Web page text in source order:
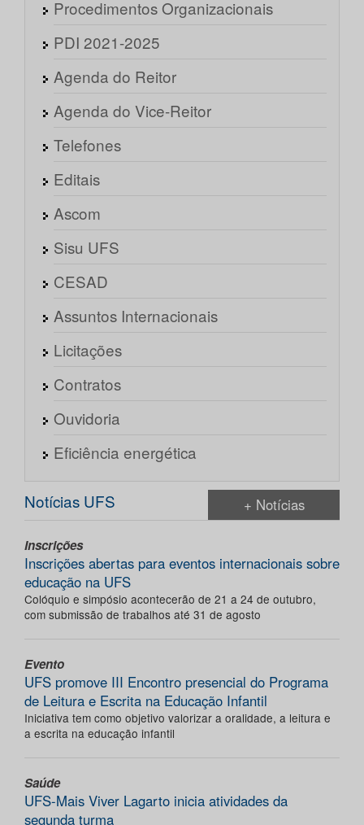
Procedimentos Organizacionais
PDI 2021-2025
Agenda do Reitor
Agenda do Vice-Reitor
Telefones
Editais
Ascom
Sisu UFS
CESAD
Assuntos Internacionais
Licitações
Contratos
Ouvidoria
Eficiência energética
Notícias UFS + Notícias
Inscrições
Inscrições abertas para eventos internacionais sobre
educação na UFS
Colóquio e simpósio acontecerão de 21 a 24 de outubro,
com submissão de trabalhos até 31 de agosto
Evento
UFS promove III Encontro presencial do Programa
de Leitura e Escrita na Educação Infantil
Iniciativa tem como objetivo valorizar a oralidade, a leitura e
a escrita na educação infantil
Saúde
UFS-Mais Viver Lagarto inicia atividades da
segunda turma